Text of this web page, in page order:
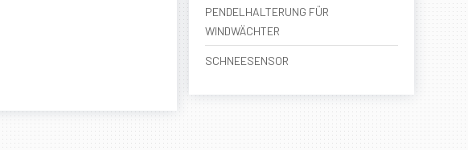
PENDELHALTERUNG FÜR
WINDWÄCHTER
SCHNEESENSOR